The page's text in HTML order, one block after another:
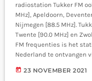
radiostation Tukker FM
MHz], Apeldoorn,
Nijmegen [88.5 MHz].
Twente [90.0 MHz] en
FM frequenties is het
Nederland te ontvangen
today 23 NOVEMBER 2021